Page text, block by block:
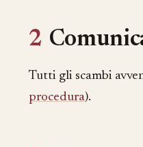
2
Tutti gli scambi
procedura).